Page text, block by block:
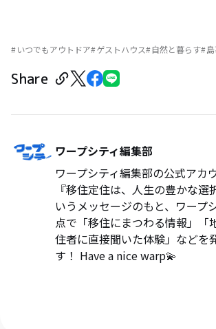
いつでもアウトドア ゲストハウス 自然と暮らす
Share
ワープシティ編集部
ワープシティ編集部の公式アカ
『移住定住は、人生の豊かな選
いうメッセージのもと、ワープ
点で「移住にまつわる情報」「
住者に直接聞いた体験」などを
す！ Have a nice warp💫